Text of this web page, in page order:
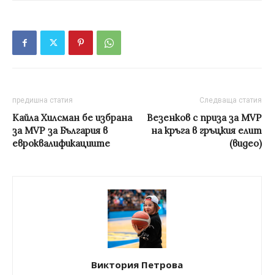
предишна статия
Кайла Хилсман бе избрана
за МVP за България в
евроквалификациите
Следваща статия
Везенков с приза за MVP
на кръга в гръцкия елит
(видео)
Виктория Петрова